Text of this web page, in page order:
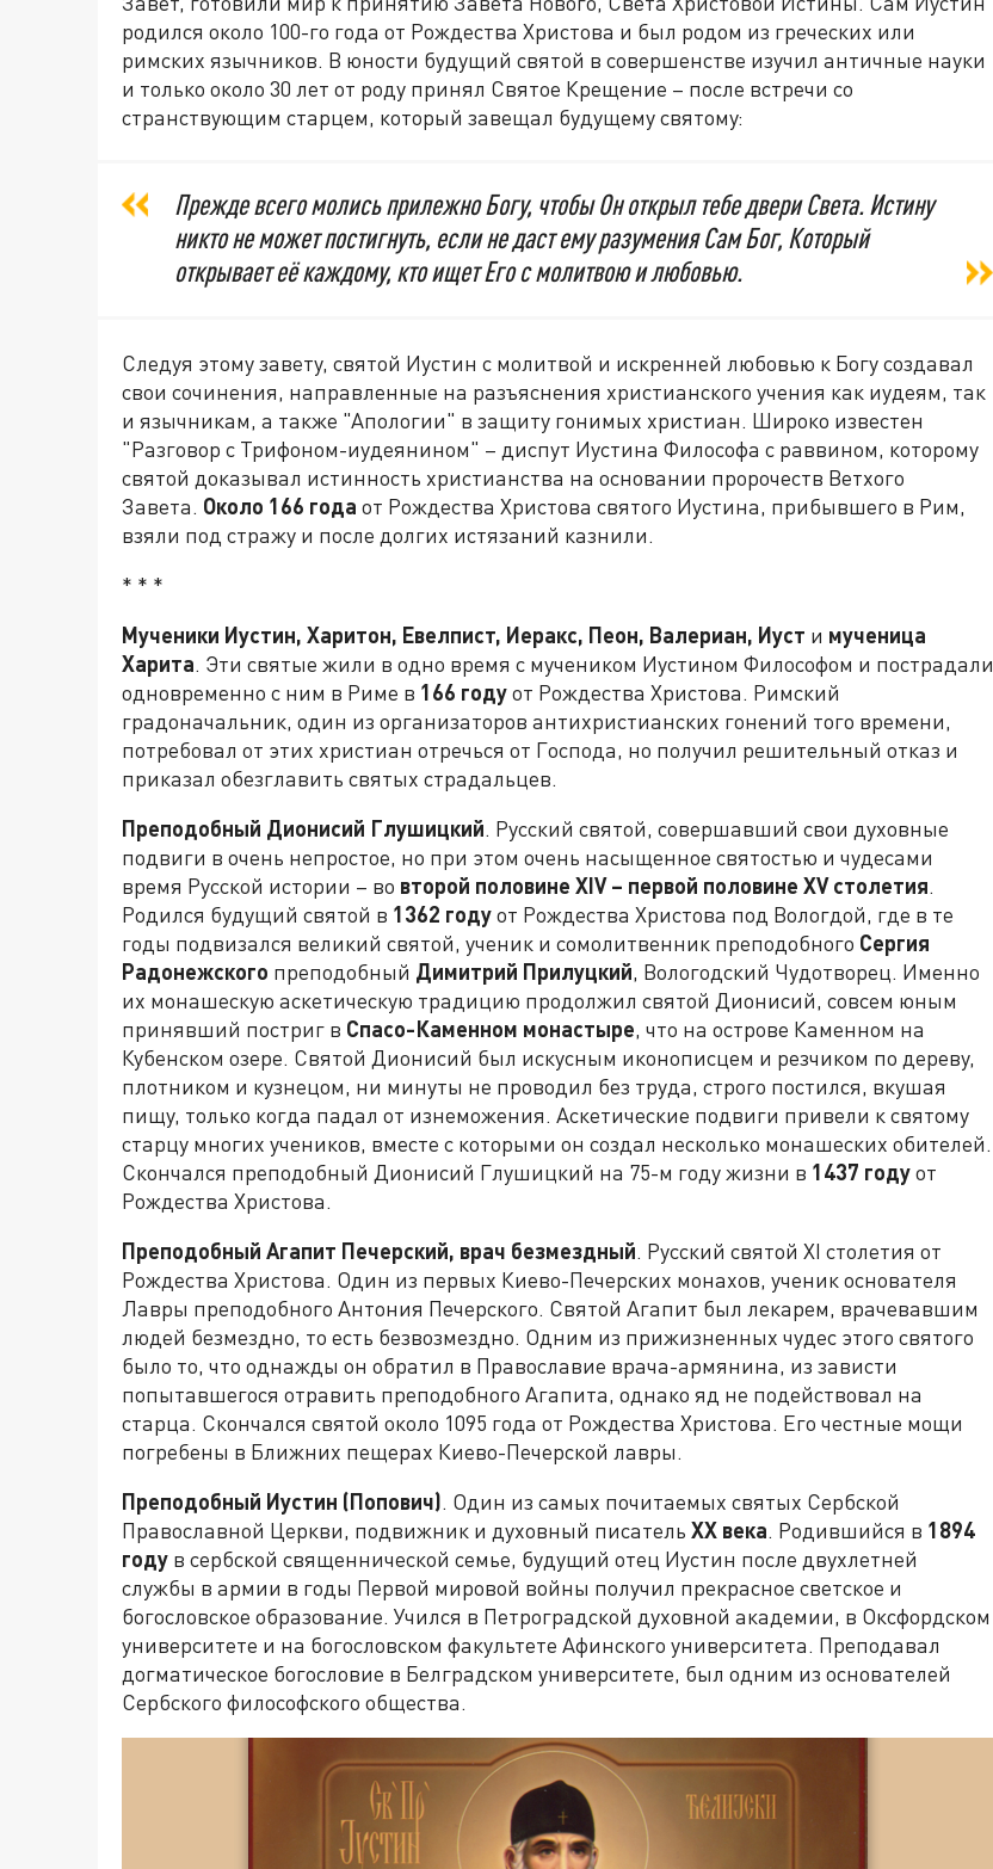
родился около 100-го года от Рождества Христова и был родом из греческих или
римских язычников. В юности будущий святой в совершенстве изучил античные науки
и только около 30 лет от роду принял Святое Крещение – после встречи со
странствующим старцем, который завещал будущему святому:
Прежде всего молись прилежно Богу, чтобы Он открыл тебе двери Света. Истину
никто не может постигнуть, если не даст ему разумения Сам Бог, Который
открывает её каждому, кто ищет Его с молитвою и любовью.
Следуя этому завету, святой Иустин с молитвой и искренней любовью к Богу создавал
свои сочинения, направленные на разъяснения христианского учения как иудеям, так
и язычникам, а также "Апологии" в защиту гонимых христиан. Широко известен
"Разговор с Трифоном-иудеянином" – диспут Иустина Философа с раввином, которому
святой доказывал истинность христианства на основании пророчеств Ветхого
Завета. Около 166 года от Рождества Христова святого Иустина, прибывшего в Рим,
взяли под стражу и после долгих истязаний казнили.
* * *
Мученики Иустин, Харитон, Евелпист, Иеракс, Пеон, Валериан, Иуст и мученица
Харита. Эти святые жили в одно время с мучеником Иустином Философом и пострадали
одновременно с ним в Риме в 166 годуот Рождества Христова. Римский
градоначальник, один из организаторов антихристианских гонений того времени,
потребовал от этих христиан отречься от Господа, но получил решительный отказ и
приказал обезглавить святых страдальцев.
Преподобный Дионисий Глушицкий. Русский святой, совершавший свои духовные
подвиги в очень непростое, но при этом очень насыщенное святостью и чудесами
время Русской истории – во второй половине XIV– первой половине XVстолетия.
Родился будущий святой в 1362 годуот Рождества Христова под Вологдой, где в те
годы подвизался великий святой, ученик и сомолитвенник преподобного Сергия
Радонежского преподобный Димитрий Прилуцкий, Вологодский Чудотворец. Именно
их монашескую аскетическую традицию продолжил святой Дионисий, совсем юным
принявший постриг в Спасо-Каменном монастыре, что на острове Каменном на
Кубенском озере. Святой Дионисий был искусным иконописцем и резчиком по дереву,
плотником и кузнецом, ни минуты не проводил без труда, строго постился, вкушая
пищу, только когда падал от изнеможения. Аскетические подвиги привели к святому
старцу многих учеников, вместе с которыми он создал несколько монашеских обителей.
Скончался преподобный Дионисий Глушицкий на 75-м году жизни в 1437 годуот
Рождества Христова.
Преподобный Агапит Печерский, врач безмездный. Русский святой XI столетия от
Рождества Христова. Один из первых Киево-Печерских монахов, ученик основателя
Лавры преподобного Антония Печерского. Святой Агапит был лекарем, врачевавшим
людей безмездно, то есть безвозмездно. Одним из прижизненных чудес этого святого
было то, что однажды он обратил в Православие врача-армянина, из зависти
попытавшегося отравить преподобного Агапита, однако яд не подействовал на
старца. Скончался святой около 1095 года от Рождества Христова. Его честные мощи
погребены в Ближних пещерах Киево-Печерской лавры.
Преподобный Иустин (Попович). Один из самых почитаемых святых Сербской
Православной Церкви, подвижник и духовный писатель XX века. Родившийся в 1894
году в сербской священнической семье, будущий отец Иустин после двухлетней
службы в армии в годы Первой мировой войны получил прекрасное светское и
богословское образование. Учился в Петроградской духовной академии, в Оксфордском
университете и на богословском факультете Афинского университета. Преподавал
догматическое богословие в Белградском университете, был одним из основателей
Сербского философского общества.